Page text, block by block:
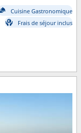
Cuisine Gastronomique
Frais de séjour inclus